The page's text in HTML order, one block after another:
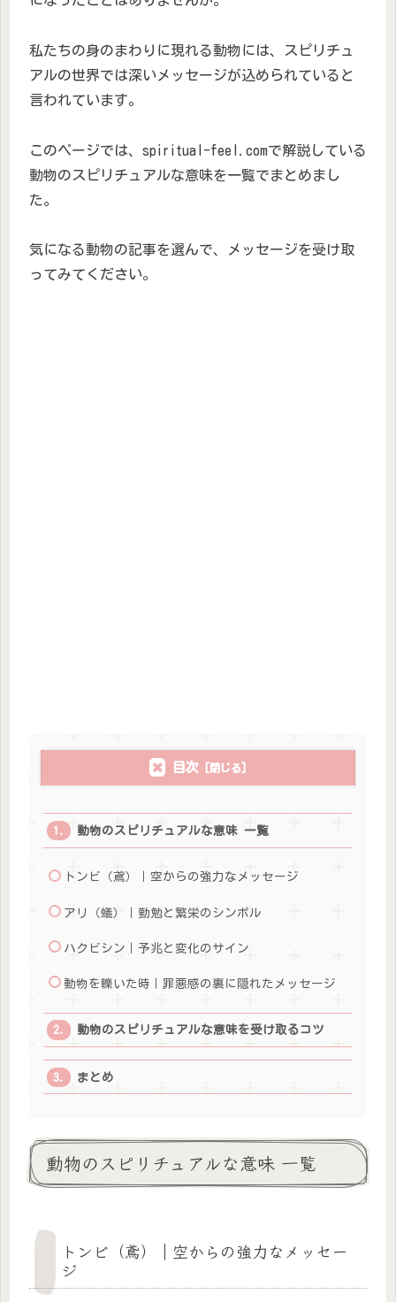
私たちの身のまわりに現れる動物には、スピリチュ
アルの世界では深いメッセージが込められていると
言われています。
このページでは、spiritual-feel.comで解説している
動物のスピリチュアルな意味を一覧でまとめまし
た。
気になる動物の記事を選んで、メッセージを受け取
ってみてください。
目次
動物のスピリチュアルな意味 一覧
トンビ（鳶）｜空からの強力なメッセージ
アリ（蟻）｜勤勉と繁栄のシンボル
ハクビシン｜予兆と変化のサイン
動物を轢いた時｜罪悪感の裏に隠れたメッセージ
動物のスピリチュアルな意味を受け取るコツ
まとめ
動物のスピリチュアルな意味 一覧
トンビ（鳶）｜空からの強力なメッセー
ジ